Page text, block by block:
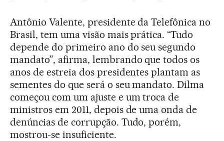
Antônio Valente, presidente da Telefônica no
Brasil, tem uma visão mais prática. “Tudo
depende do primeiro ano do seu segundo
mandato”, afirma, lembrando que todos os
anos de estreia dos presidentes plantam as
sementes do que será o seu mandato. Dilma
começou com um ajuste e um troca de
ministros em 2011, depois de uma onda de
denúncias de corrupção. Tudo, porém,
mostrou-se insuficiente.